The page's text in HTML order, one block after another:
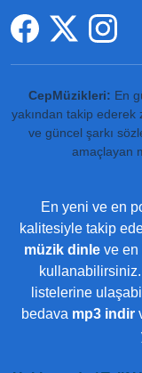
CepMüzikleri: En
yakından takip ederek
ve güncel şarkı
amaçlayan
En yeni ve en
kalitesiyle takip
müzik dinleve en
listelerine
bedava mp3 indir